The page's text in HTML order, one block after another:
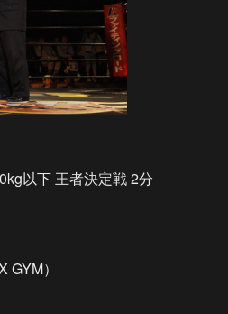
以下 王者決定戦 2分
）